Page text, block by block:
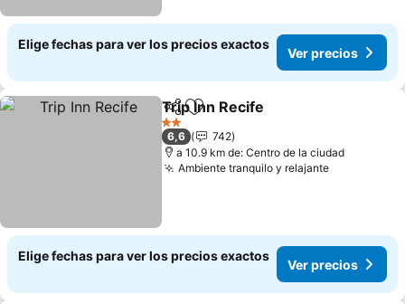
Elige fechas para ver los precios exactos
Ver precios
Compartir
Agregar a favoritos
Trip Inn Recife
2 Estrellas
6,6
742
a 10.9 km de: Centro de la ciudad
Ambiente tranquilo y relajante
Elige fechas para ver los precios exactos
Ver precios